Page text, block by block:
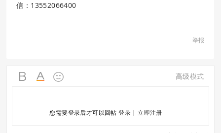
信：13552066400
举报
高级模式
您需要登录后才可以回帖登录|立即注册